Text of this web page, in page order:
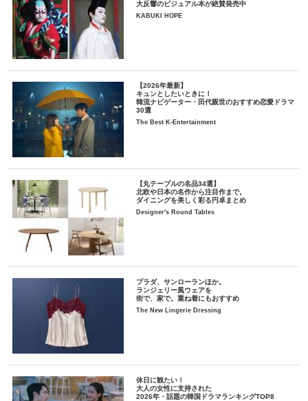
大反響のビジュアル本が絶賛発売中
KABUKI HOPE
【2026年最新】
キュンとしたいときに！
韓流ナビゲーター・田代親世のおすすめ恋愛ドラマ
30選
The Best K-Entertainment
【丸テーブルの名品34選】
北欧や日本の名作から注目作まで。
ダイニングを美しく彩る円卓まとめ
Designer's Round Tables
プラダ、サンローランほか。
ランジェリー風ウェアを
街で、家で。重ね着にもおすすめ
The New Lingerie Dressing
休日に観たい！
大人の女性に支持された
2026年・話題の韓国ドラマランキングTOP8